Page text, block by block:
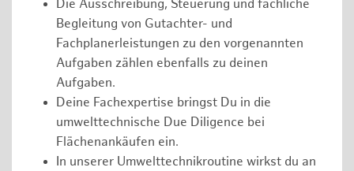
Die Ausschreibung, Steuerung und fachliche
Begleitung von Gutachter- und
Fachplanerleistungen zu den vorgenannten
Aufgaben zählen ebenfalls zu deinen
Aufgaben.
Deine Fachexpertise bringst Du in die
umwelttechnische Due Diligence bei
Flächenankäufen ein.
In unserer Umwelttechnikroutine wirkst du an